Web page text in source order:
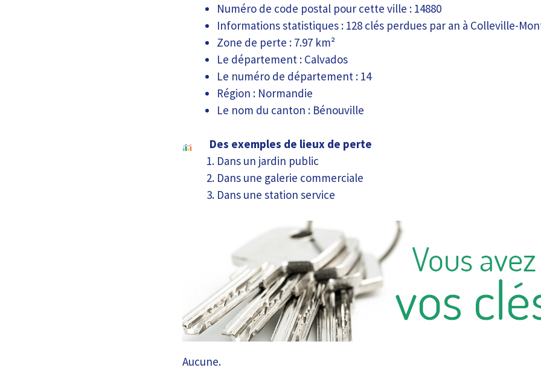
Numéro de code postal pour cette ville : 14880
Informations statistiques : 128 clés perdues par an à Colleville-
Zone de perte : 7.97 km²
Le département : Calvados
Le numéro de département : 14
Région : Normandie
Le nom du canton : Bénouville
Des exemples de lieux de perte
Dans un jardin public
Dans une galerie commerciale
Dans une station service
Aucune.